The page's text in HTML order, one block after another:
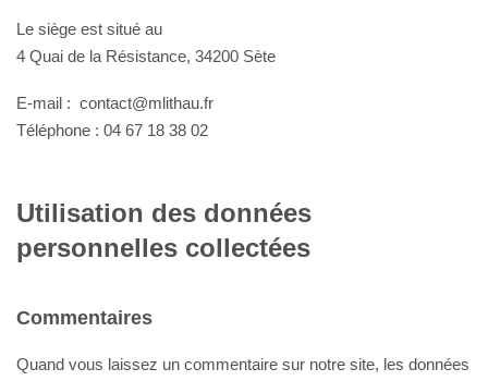
Le siège est situé au
4 Quai de la Résistance, 34200 Sète
E-mail : contact@mlithau.fr
Téléphone : 04 67 18 38 02
Utilisation des données
personnelles collectées
Commentaires
Quand vous laissez un commentaire sur notre site, les données